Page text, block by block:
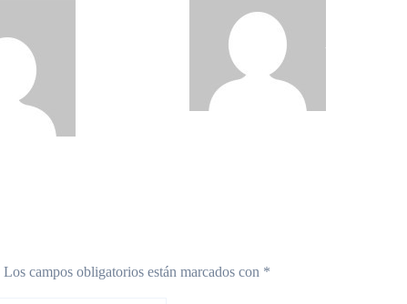
Los campos obligatorios están marcados con *